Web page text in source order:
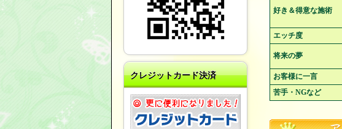
クレジットカード決済
好き＆得意な施術
エッチ度
将来の夢
お客様に一言
苦手・NGなど